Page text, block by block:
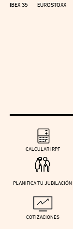
IBEX 35 EUROSTOXX
CALCULAR IRPF
PLANIFICA TU JUBILACIÓN
COTIZACIONES